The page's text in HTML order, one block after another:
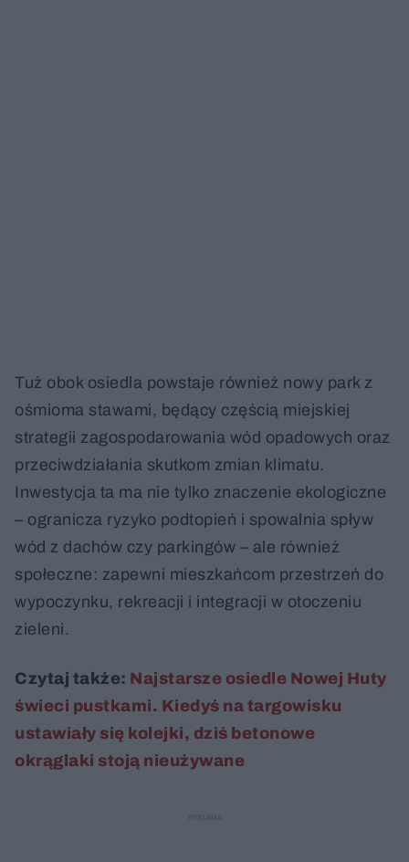
Tuż obok osiedla powstaje również nowy park z
ośmioma stawami, będący częścią miejskiej
strategii zagospodarowania wód opadowych oraz
przeciwdziałania skutkom zmian klimatu.
Inwestycja ta ma nie tylko znaczenie ekologiczne
– ogranicza ryzyko podtopień i spowalnia spływ
wód z dachów czy parkingów – ale również
społeczne: zapewni mieszkańcom przestrzeń do
wypoczynku, rekreacji i integracji w otoczeniu
zieleni.
Czytaj także: Najstarsze osiedle Nowej Huty
świeci pustkami. Kiedyś na targowisku
ustawiały się kolejki, dziś betonowe
okrąglaki stoją nieużywane